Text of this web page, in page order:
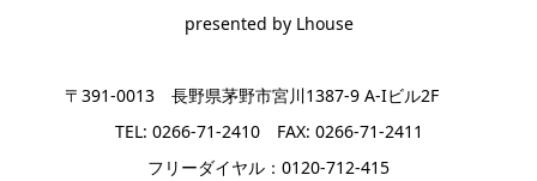
presented by Lhouse
〒391-0013 長野県茅野市宮川1387-9 A-Iビル2F
TEL: 0266-71-2410 FAX: 0266-71-2411
フリーダイヤル：0120-712-415